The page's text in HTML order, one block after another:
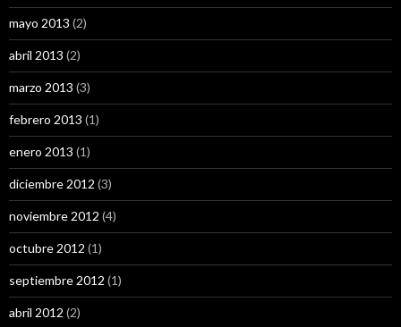
mayo 2013 (2)
abril 2013 (2)
marzo 2013 (3)
febrero 2013 (1)
enero 2013 (1)
diciembre 2012 (3)
noviembre 2012 (4)
octubre 2012 (1)
septiembre 2012 (1)
abril 2012 (2)